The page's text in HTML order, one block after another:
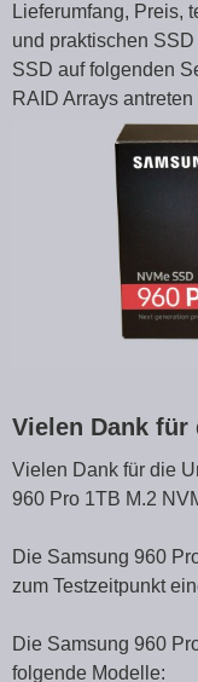
Lieferumfang, Preis,
und praktischen
SSD auf folgenden
RAID Arrays antreten
Vielen Dank
Vielen Dank für die
960 Pro 1TB M.2
Die Samsung 960
zum Testzeitpunkt
Die Samsung 960
folgende Modelle: